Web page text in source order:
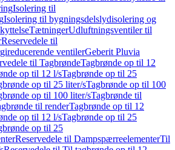
Isolering til
Isolering til bygningsdelslydisolering og
TætningerUdluftningsventiler til
Reservedele til
ventilerGeberit Pluvia
til TagbrøndeTagbrønde op til 12
op til 12 l/sTagbrønde op til 25
op til 25 liter/sTagbrønde op til 100
op til 100 liter/sTagbrønde til
til renderTagbrønde op til 12
op til 12 l/sTagbrønde op til 25
op til 25
Reservedele til DampspærreelementerTil